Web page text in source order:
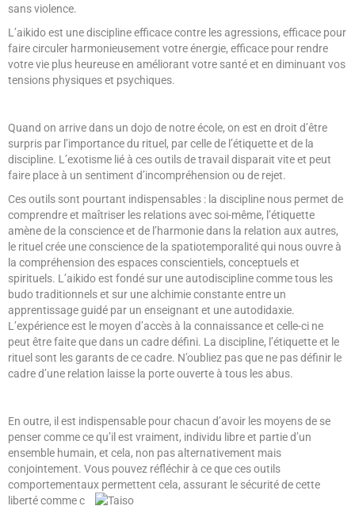
sans violence.
L’aikido est une discipline efficace contre les agressions, efficace pour
faire circuler harmonieusement votre énergie, efficace pour rendre
votre vie plus heureuse en améliorant votre santé et en diminuant vos
tensions physiques et psychiques.
Quand on arrive dans un dojo de notre école, on est en droit d’être
surpris par l’importance du rituel, par celle de l’étiquette et de la
discipline. L’exotisme lié à ces outils de travail disparait vite et peut
faire place à un sentiment d’incompréhension ou de rejet.
Ces outils sont pourtant indispensables : la discipline nous permet de
comprendre et maîtriser les relations avec soi-même, l’étiquette
amène de la conscience et de l’harmonie dans la relation aux autres,
le rituel crée une conscience de la spatiotemporalité qui nous ouvre à
la compréhension des espaces conscientiels, conceptuels et
spirituels. L’aikido est fondé sur une autodiscipline comme tous les
budo traditionnels et sur une alchimie constante entre un
apprentissage guidé par un enseignant et une autodidaxie.
L’expérience est le moyen d’accès à la connaissance et celle-ci ne
peut être faite que dans un cadre défini. La discipline, l’étiquette et le
rituel sont les garants de ce cadre. N’oubliez pas que ne pas définir le
cadre d’une relation laisse la porte ouverte à tous les abus.
En outre, il est indispensable pour chacun d’avoir les moyens de se
penser comme ce qu’il est vraiment, individu libre et partie d’un
ensemble humain, et cela, non pas alternativement mais
conjointement. Vous pouvez réfléchir à ce que ces outils
comportementaux permettent cela, assurant le sécurité de cette
liberté comme c